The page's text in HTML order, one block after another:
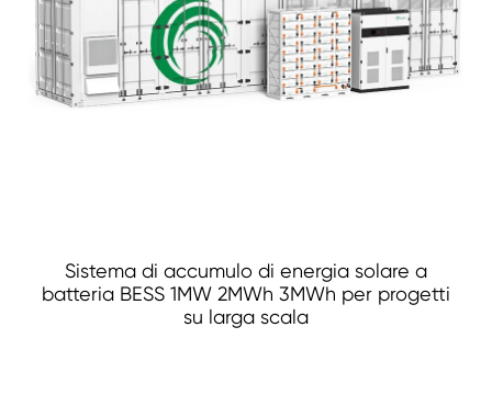
Sistema di accumulo di energia solare a
batteria BESS 1MW 2MWh 3MWh per progetti
su larga scala